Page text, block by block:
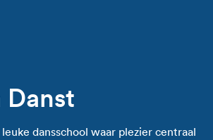
Danst
dansschool waar plezier centraal